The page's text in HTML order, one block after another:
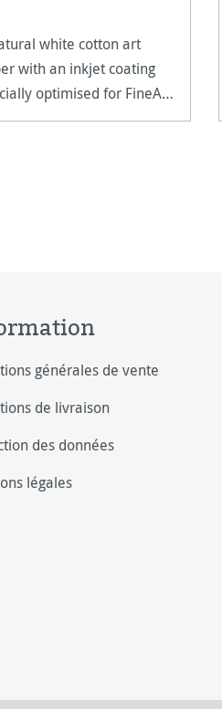
white cotton art
with an inkjet coating
optimised for FineArt
générales de vente
de livraison
des données
légales